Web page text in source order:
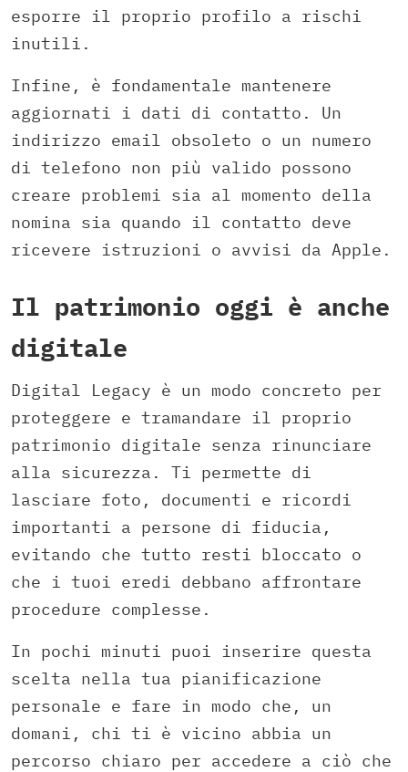
esporre il proprio profilo a rischi
inutili.
Infine, è fondamentale mantenere
aggiornati i dati di contatto. Un
indirizzo email obsoleto o un numero
di telefono non più valido possono
creare problemi sia al momento della
nomina sia quando il contatto deve
ricevere istruzioni o avvisi da Apple.
Il patrimonio oggi è anche
digitale
Digital Legacy è un modo concreto per
proteggere e tramandare il proprio
patrimonio digitale senza rinunciare
alla sicurezza. Ti permette di
lasciare foto, documenti e ricordi
importanti a persone di fiducia,
evitando che tutto resti bloccato o
che i tuoi eredi debbano affrontare
procedure complesse.
In pochi minuti puoi inserire questa
scelta nella tua pianificazione
personale e fare in modo che, un
domani, chi ti è vicino abbia un
percorso chiaro per accedere a ciò che